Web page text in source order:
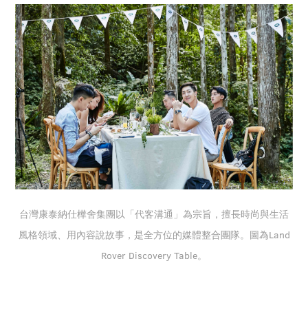
台灣康泰納仕樺舍集團以「代客溝通」為宗旨，擅長時尚與生活
風格領域、用內容說故事，是全方位的媒體整合團隊。圖為Land
Rover Discovery Table。